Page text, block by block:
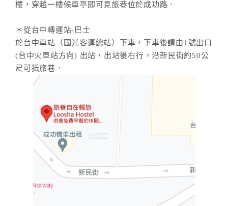
樓，穿越一樓候車亭即可見旅巷位於成功路．
＊從台中轉運站-巴士
於台中車站（國光客運總站）下車，下車後請由1號出口
(台中火車站方向) 出站，出站後右行，沿新民街約50公
尺可抵旅巷．